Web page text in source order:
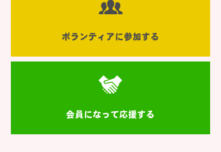
ボランティアに参加する
会員になって応援する